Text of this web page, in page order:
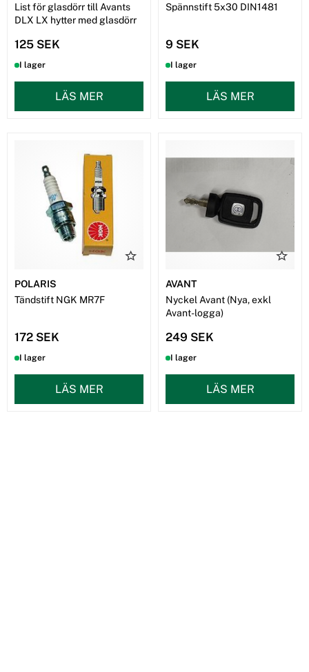
List för glasdörr till Avants
DLX LX hytter med glasdörr
125 SEK
I lager
LÄS MER
Spännstift 5x30 DIN1481
9 SEK
I lager
LÄS MER
POLARIS
Tändstift NGK MR7F
172 SEK
I lager
LÄS MER
AVANT
Nyckel Avant (Nya, exkl
Avant-logga)
249 SEK
I lager
LÄS MER